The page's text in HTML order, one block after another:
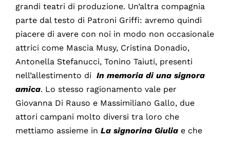
grandi teatri di produzione. Un’altra compagnia
parte dal testo di Patroni Griffi: avremo quindi
piacere di avere con noi in modo non occasionale
attrici come Mascia Musy, Cristina Donadio,
Antonella Stefanucci, Tonino Taiuti, presenti
nell’allestimento di In memoria di una signora
amica. Lo stesso ragionamento vale per
Giovanna Di Rauso e Massimiliano Gallo, due
attori campani molto diversi tra loro che
mettiamo assieme in La signorina Giulia e che